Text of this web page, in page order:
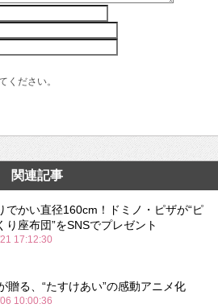
ください。
関連記事
でかい直径160cm！ドミノ・ピザが“ピ
り座布団”をSNSでプレゼント
17:12:30
贈る、“たすけあい”の感動アニメ化
10:00:36